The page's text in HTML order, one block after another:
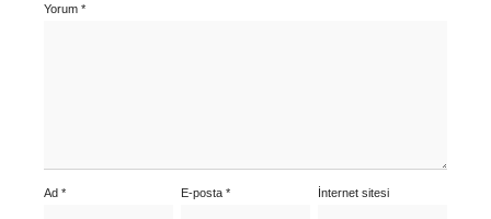
Yorum *
Ad * E-posta* İnternet sitesi